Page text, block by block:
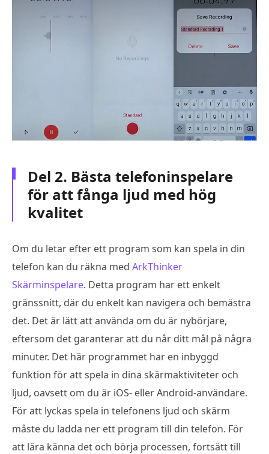
Del 2. Bästa telefoninspelare
för att fånga ljud med hög
kvalitet
Om du letar efter ett program som kan spela in din
telefon kan du räkna med ArkThinker
Skärminspelare. Detta program har ett enkelt
gränssnitt, där du enkelt kan navigera och bemästra
det. Det är lätt att använda om du är nybörjare,
eftersom det garanterar att du når ditt mål på några
minuter. Det här programmet har en inbyggd
funktion för att spela in dina skärmaktiviteter och
ljud, oavsett om du är iOS- eller Android-användare.
För att lyckas spela in telefonens ljud och skärm
måste du ladda ner ett program till din telefon. För
att lära känna det och börja processen, fortsätt till